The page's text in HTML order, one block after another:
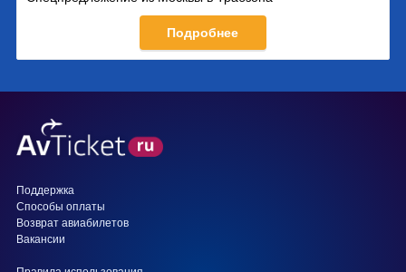
Подробнее
Поддержка
Способы оплаты
Возврат авиабилетов
Вакансии